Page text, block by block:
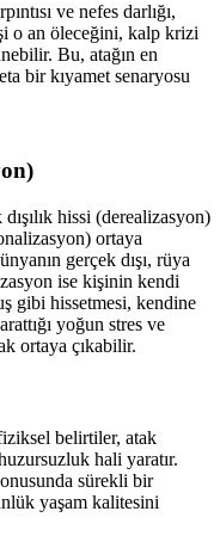
ve nefes darlığı,
o an öleceğini, kalp krizi
Bu, atağın en
bir kıyamet senaryosu
hissi (derealizasyon)
ortaya
gerçek dışı, rüya
ise kişinin kendi
gibi hissetmesi, kendine
yoğun stres ve
ortaya çıkabilir.
belirtiler, atak
hali yaratır.
sürekli bir
yaşam kalitesini